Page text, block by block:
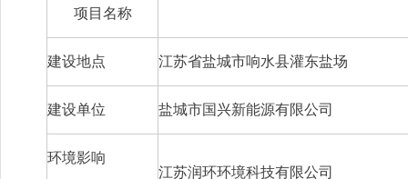
项目名称
建设地点 江苏省盐城市响水县灌东盐场
建设单位 盐城市国兴新能源有限公司
环境影响
江苏润环环境科技有限公司